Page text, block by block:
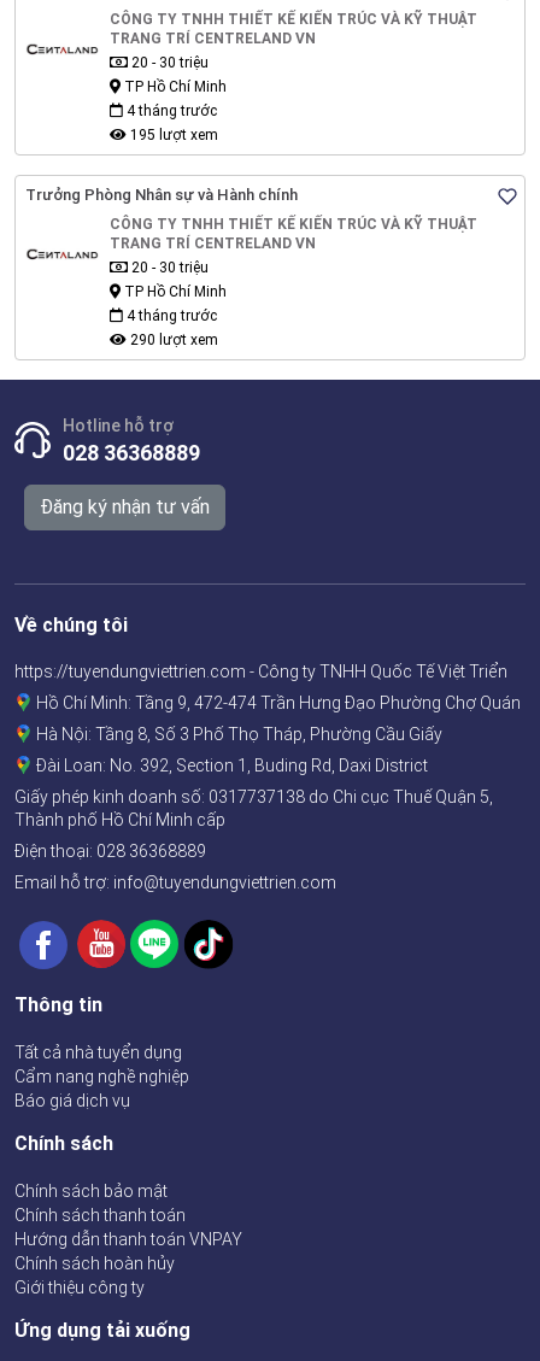
CÔNG TY TNHH THIẾT KẾ KIẾN TRÚC VÀ KỸ THUẬT
TRANG TRÍ CENTRELAND VN
20 - 30 triệu
TP Hồ Chí Minh
4 tháng trước
195 lượt xem
Trưởng Phòng Nhân sự và Hành chính
CÔNG TY TNHH THIẾT KẾ KIẾN TRÚC VÀ KỸ THUẬT
TRANG TRÍ CENTRELAND VN
20 - 30 triệu
TP Hồ Chí Minh
4 tháng trước
290 lượt xem
Hotline hỗ trợ
028 36368889
Đăng ký nhận tư vấn
Về chúng tôi
https://tuyendungviettrien.com - Công ty TNHH Quốc Tế Việt Triển
Hồ Chí Minh: Tầng 9, 472-474 Trần Hưng Đạo Phường Chợ Quán
Hà Nội: Tầng 8, Số 3 Phố Thọ Tháp, Phường Cầu Giấy
Đài Loan: No. 392, Section 1, Buding Rd, Daxi District
Giấy phép kinh doanh số: 0317737138 do Chi cục Thuế Quận 5,
Thành phố Hồ Chí Minh cấp
Điện thoại: 028 36368889
Email hỗ trợ: info@tuyendungviettrien.com
Thông tin
Tất cả nhà tuyển dụng
Cẩm nang nghề nghiệp
Báo giá dịch vụ
Chính sách
Chính sách bảo mật
Chính sách thanh toán
Hướng dẫn thanh toán VNPAY
Chính sách hoàn hủy
Giới thiệu công ty
Ứng dụng tải xuống